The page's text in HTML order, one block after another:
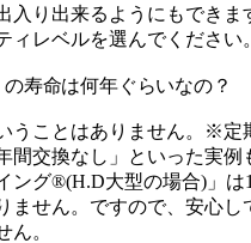
入り出来るようにもできま
ィレベルを選んでください
寿命は何年ぐらいなの？
うことはありません。※定
間交換なし」といった実例
ング®︎(H.D大型の場合)」
ません。ですので、安心
ん。